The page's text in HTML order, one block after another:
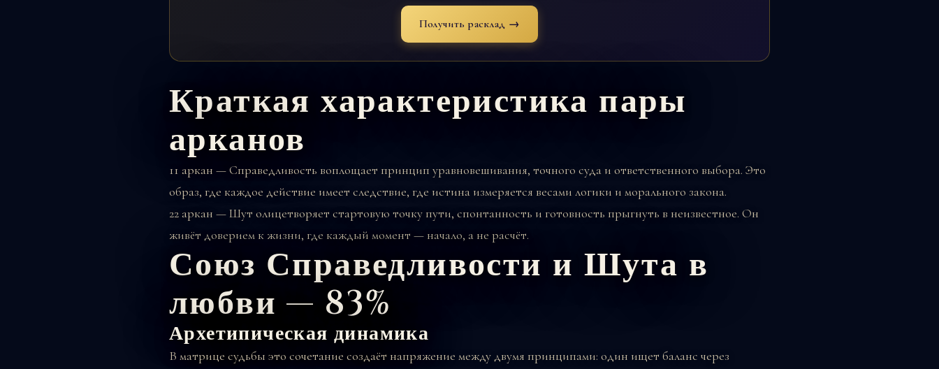
Получить расклад →
Краткая характеристика пары
арканов
11 аркан — Справедливость воплощает принцип уравновешивания, точного суда и ответственного выбора. Это
образ, где каждое действие имеет следствие, где истина измеряется весами логики и морального закона.
22 аркан — Шут олицетворяет стартовую точку пути, спонтанность и готовность прыгнуть в неизвестное. Он
живёт доверием к жизни, где каждый момент — начало, а не расчёт.
Союз Справедливости и Шута в
любви — 83%
Архетипическая динамика
В матрице судьбы это сочетание создаёт напряжение между двумя принципами: один ищет баланс через